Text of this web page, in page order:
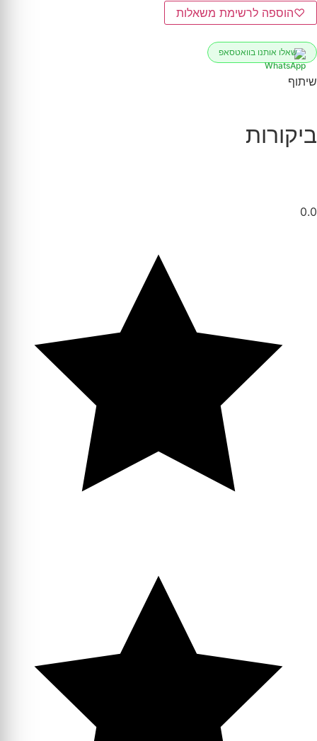
♡הוספה לרשימת משאלות
שאלו אותנו בוואטסאפ
שיתוף
ביקורות
0.0